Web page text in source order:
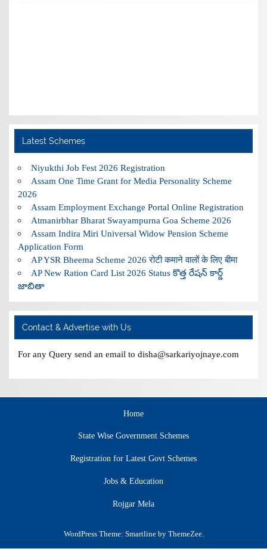
Latest Schemes
Niyukthi Job Fest 2026 Registration
Assam One Time Grant for Media Personality Scheme
2026
Assam Employment Exchange Portal Online Registration
Atmanirbhar Bharat Swayampurna Goa Scheme 2026
Assam Indira Miri Universal Widow Pension Scheme
Application Form
AP YSR Bheema Scheme 2026 रोटी कमाने वालों के लिए बीमा
AP New Ration Card List 2026 Status కొత్త రేషన్ కార్డ్
జాబితా
Contact & Advertise with Us
For any Query send an email to disha@sarkariyojnaye.com
Home
State Wise Government Schemes
Registration for Latest Govt Schemes
Jobs & Education
Rojgar Mela
WordPress Theme: Smartline by ThemeZee.